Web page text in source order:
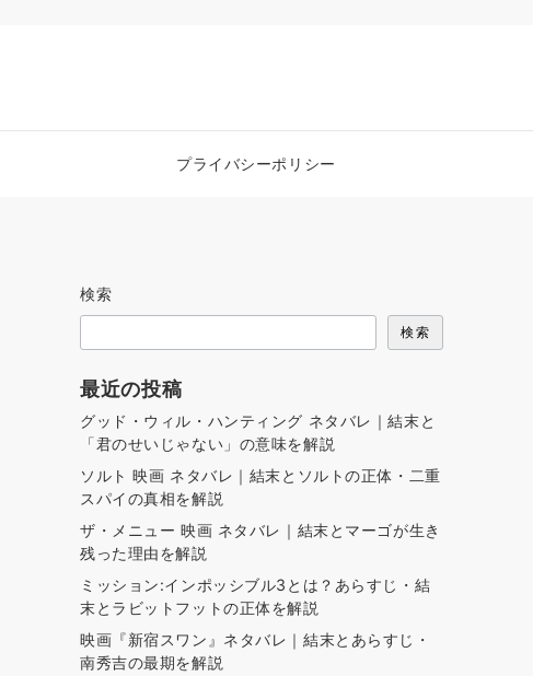
プライバシーポリシー
検索
検索
最近の投稿
グッド・ウィル・ハンティング ネタバレ｜結末と
「君のせいじゃない」の意味を解説
ソルト 映画 ネタバレ｜結末とソルトの正体・二重
スパイの真相を解説
ザ・メニュー 映画 ネタバレ｜結末とマーゴが生き
残った理由を解説
ミッション:インポッシブル3とは？あらすじ・結
末とラビットフットの正体を解説
映画『新宿スワン』ネタバレ｜結末とあらすじ・
南秀吉の最期を解説